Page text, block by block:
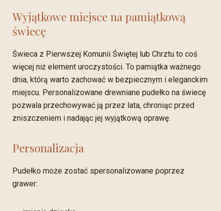
Wyjątkowe miejsce na pamiątkową
świecę
Świeca z Pierwszej Komunii Świętej lub Chrztu to coś
więcej niż element uroczystości. To pamiątka ważnego
dnia, którą warto zachować w bezpiecznym i eleganckim
miejscu. Personalizowane drewniane pudełko na świecę
pozwala przechowywać ją przez lata, chroniąc przed
zniszczeniem i nadając jej wyjątkową oprawę.
Personalizacja
Pudełko może zostać spersonalizowane poprzez
grawer: